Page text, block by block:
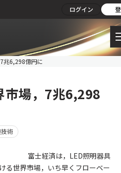
ログイン
兆6,298億円に
市場，7兆6,298
術
富士経済は，LED照明器具
る世界市場，いち早くフローベー